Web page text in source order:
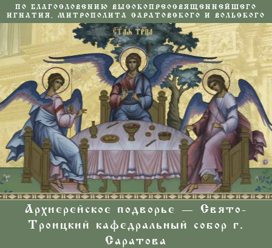
ПО БЛАГОСЛОВЕНИЮ ВЫСОКОПРЕОСВЯЩЕННЕЙШЕГО
ИГНАТИЯ, МИТРОПОЛИТА САРАТОВСКОГО И ВОЛЬСКОГО
Архиерейское подворье — Свято-
Троицкий кафедральный собор г.
Саратова